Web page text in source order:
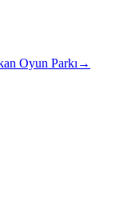
Oyun Parkı→